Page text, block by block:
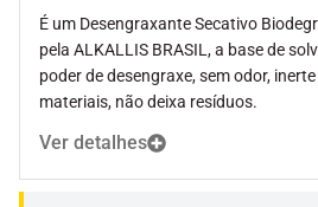
É um Desengraxante Secativo
pela ALKALLIS BRASIL, a base de
poder de desengraxe, sem odor,
materiais, não deixa resíduos.
Ver detalhes